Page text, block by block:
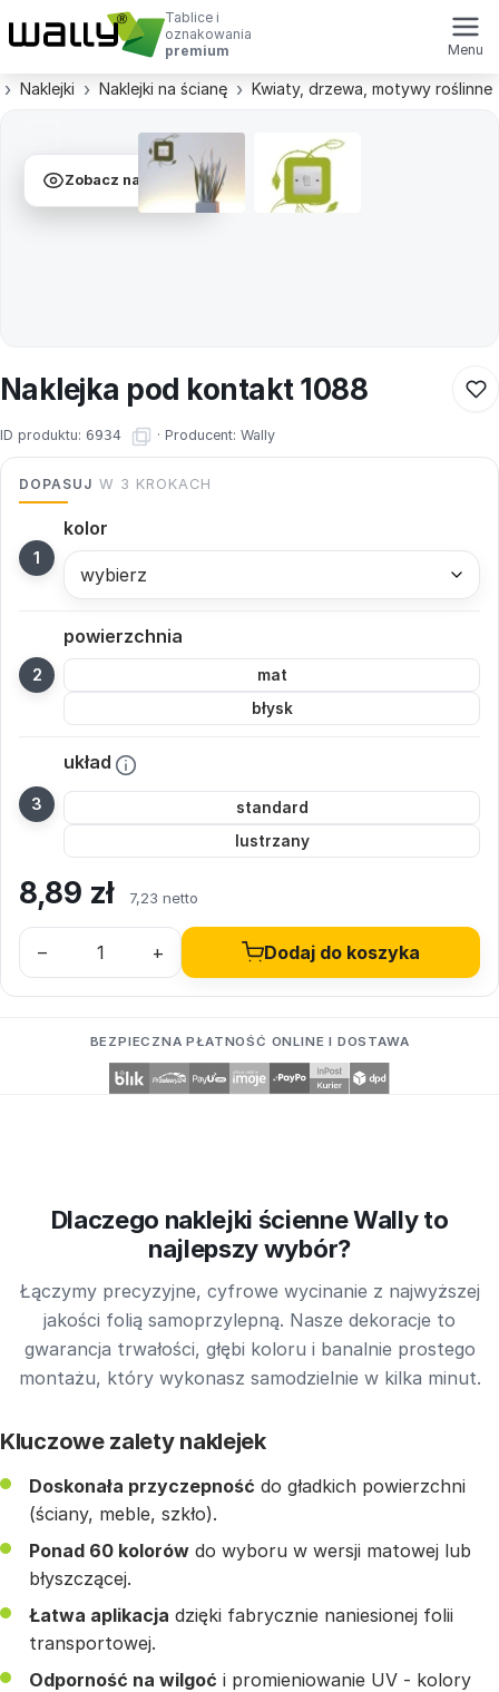
Tablice i
oznakowania
premium
Menu
Naklejki Naklejki na ścianę Kwiaty, drzewa, motywy roślinne
Zobacz na ścianie
Naklejka pod kontakt 1088
ID produktu: 6934 · Producent: Wally
DOPASUJ W 3 KROKACH
kolor
wybierz
powierzchnia
mat
błysk
układ
standard
lustrzany
8,89 zł 7,23 netto
– + Dodaj do koszyka
BEZPIECZNA PŁATNOŚĆ ONLINE I DOSTAWA
Dlaczego naklejki ścienne Wally to
najlepszy wybór?
Łączymy precyzyjne, cyfrowe wycinanie z najwyższej
jakości folią samoprzylepną. Nasze dekoracje to
gwarancja trwałości, głębi koloru i banalnie prostego
montażu, który wykonasz samodzielnie w kilka minut.
Kluczowe zalety naklejek
Doskonała przyczepność do gładkich powierzchni
(ściany, meble, szkło).
Ponad 60 kolorów do wyboru w wersji matowej lub
błyszczącej.
Łatwa aplikacja dzięki fabrycznie naniesionej folii
transportowej.
Odporność na wilgoć i promieniowanie UV - kolory